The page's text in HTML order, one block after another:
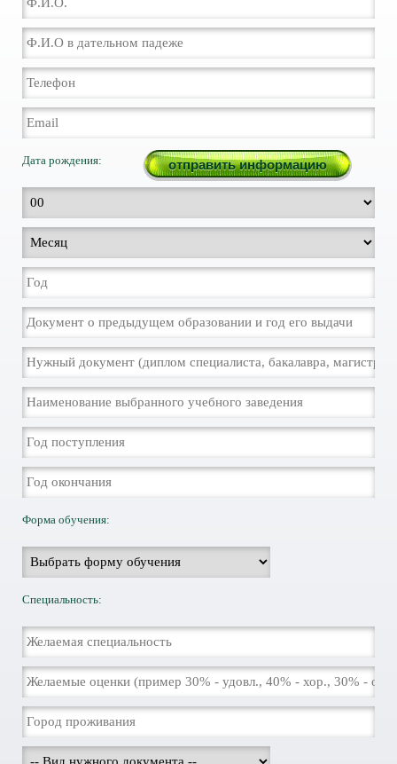
Дата рождения:
Форма обучения:
Специальность: